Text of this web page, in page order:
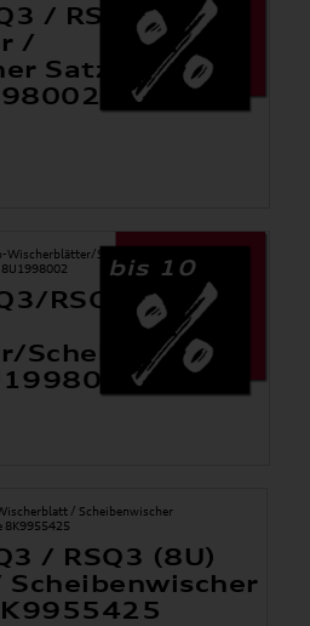
/ RSQ3 (8U)
/
Satz Vorne +
+
bis 10
RSQ3 (8U)
Scheibenwischer
/ RSQ3 (8U)